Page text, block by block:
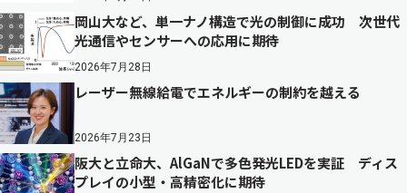
岡山大など、単一ナノ構造で光の制御に成功 次世代
光通信やセンサーへの応用に期待
2026年7月28日
レーザー無線給電でエネルギーの制約を越える
2026年7月23日
阪大と立命大、AlGaNで多色発光LEDを実証 ディス
プレイの小型・高精密化に期待